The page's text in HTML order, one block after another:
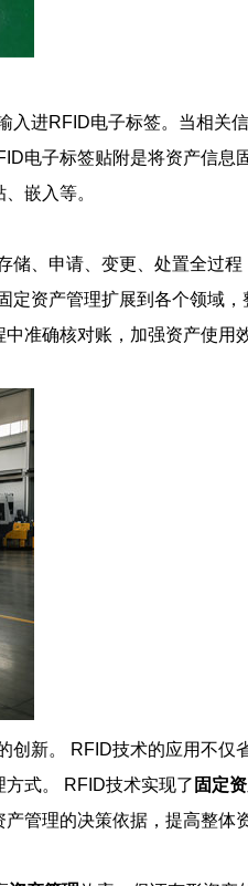
入进RFID电子标签。当相关
电子标签贴附是将资产信息
嵌入等。
储、申请、变更、处置全过程
定资产管理扩展到各个领域，
准确核对账，加强资产使用
创新。 RFID技术的应用不仅
式。 RFID技术实现了 固定
管理的决策依据，提高整体